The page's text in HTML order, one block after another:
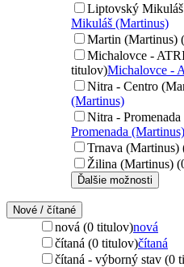
Liptovský
Mikuláš (Martinus)
Martin (Martinus)
Michalovce -
titulov)Michalovce -
Nitra - Centro
(Martinus)
Nitra -
Promenada (Martinus)
Trnava (Martinus)
Žilina (Martinus)
Ďalšie možnosti
Nové / čítané
nová (0 titulov)nová
čítaná (0 titulov)čítaná
čítaná - výborný stav (0